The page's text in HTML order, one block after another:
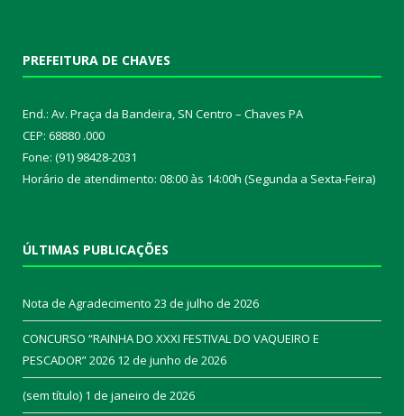
PREFEITURA DE CHAVES
End.: Av. Praça da Bandeira, SN Centro – Chaves PA
CEP: 68880 .000
Fone: (91) 98428-2031
Horário de atendimento: 08:00 às 14:00h (Segunda a Sexta-Feira)
ÚLTIMAS PUBLICAÇÕES
Nota de Agradecimento 23 de julho de 2026
CONCURSO “RAINHA DO XXXI FESTIVAL DO VAQUEIRO E
PESCADOR” 2026 12 de junho de 2026
(sem título) 1 de janeiro de 2026